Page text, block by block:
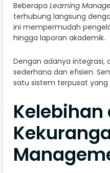
Beberapa Learning
terhubung langsung
ini mempermudah
hingga laporan akademik.
Dengan adanya integrasi,
sederhana dan efisien.
satu sistem terpusat yang
Kelebihan